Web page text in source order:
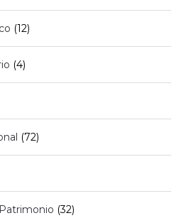
(12)
(4)
(72)
(32)